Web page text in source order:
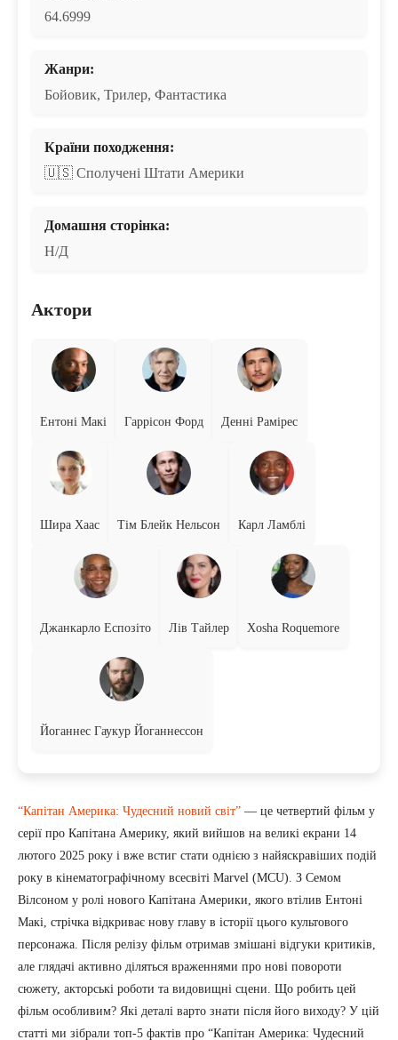
64.6999
Жанри:
Бойовик, Трилер, Фантастика
Країни походження:
🇺🇸 Сполучені Штати Америки
Домашня сторінка:
Н/Д
Актори
Ентоні Макі Гаррісон Форд Денні Рамірес
Шира Хаас Тім Блейк Нельсон Карл Ламблі
Джанкарло Еспозіто Лів Тайлер Xosha Roquemore
Йоганнес Гаукур Йоганнессон
“Капітан Америка: Чудесний новий світ” — це четвертий фільм у
серії про Капітана Америку, який вийшов на великі екрани 14
лютого 2025 року і вже встиг стати однією з найяскравіших подій
року в кінематографічному всесвіті Marvel (MCU). З Семом
Вілсоном у ролі нового Капітана Америки, якого втілив Ентоні
Макі, стрічка відкриває нову главу в історії цього культового
персонажа. Після релізу фільм отримав змішані відгуки критиків,
але глядачі активно діляться враженнями про нові повороти
сюжету, акторські роботи та видовищні сцени. Що робить цей
фільм особливим? Які деталі варто знати після його виходу? У цій
статті ми зібрали топ-5 фактів про “Капітан Америка: Чудесний